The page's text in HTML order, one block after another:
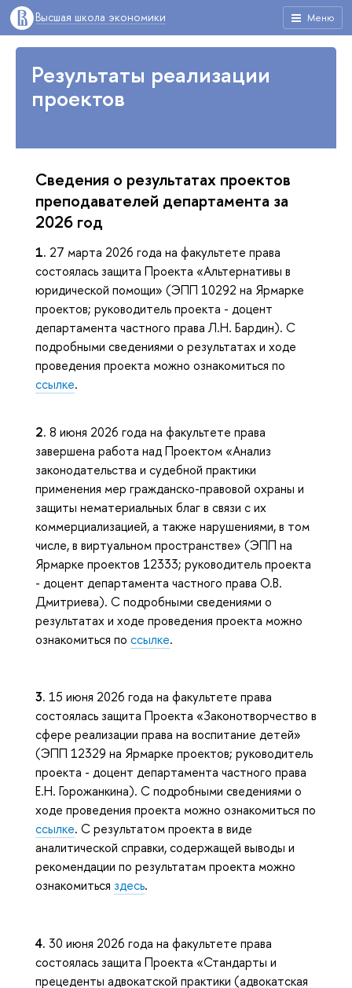
Меню
Высшая школа экономики
Результаты реализации
проектов
Сведения о результатах проектов
преподавателей департамента за
2026 год
1. 27 марта 2026 года на факультете права
состоялась защита Проекта «Альтернативы в
юридической помощи» (ЭПП 10292 на Ярмарке
проектов; руководитель проекта - доцент
департамента частного права Л.Н. Бардин). С
подробными сведениями о результатах и ходе
проведения проекта можно ознакомиться по
ссылке.
2. 8 июня 2026 года на факультете права
завершена работа над Проектом «Анализ
законодательства и судебной практики
применения мер гражданско-правовой охраны и
защиты нематериальных благ в связи с их
коммерциализацией, а также нарушениями, в том
числе, в виртуальном пространстве» (ЭПП на
Ярмарке проектов 12333; руководитель проекта
- доцент департамента частного права О.В.
Дмитриева). С подробными сведениями о
результатах и ходе проведения проекта можно
ознакомиться по ссылке.
3. 15 июня 2026 года на факультете права
состоялась защита Проекта «Законотворчество в
сфере реализации права на воспитание детей»
(ЭПП 12329 на Ярмарке проектов; руководитель
проекта - доцент департамента частного права
Е.Н. Горожанкина). С подробными сведениями о
ходе проведения проекта можно ознакомиться по
ссылке. С результатом проекта в виде
аналитической справки, содержащей выводы и
рекомендации по результатам проекта можно
ознакомиться здесь.
4. 30 июня 2026 года на факультете права
состоялась защита Проекта «Стандарты и
прецеденты адвокатской практики (адвокатская